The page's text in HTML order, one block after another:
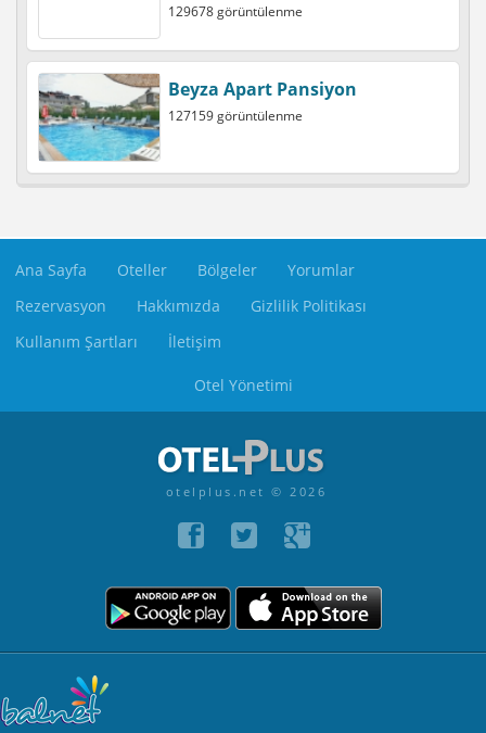
129678 görüntülenme
Beyza Apart Pansiyon
127159 görüntülenme
Ana Sayfa Oteller Bölgeler
Yorumlar
Rezervasyon
Hakkımızda
Gizlilik Politikası
Kullanım Şartları
İletişim
Otel Yönetimi
otelplus.net © 2026